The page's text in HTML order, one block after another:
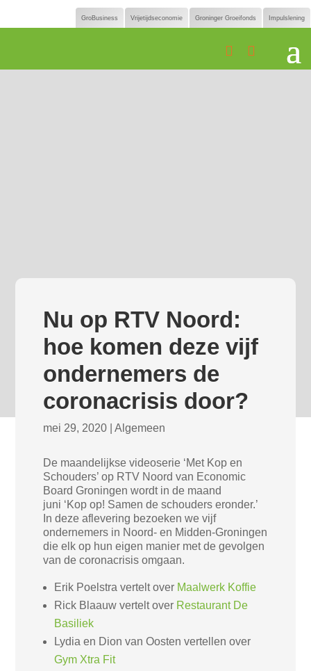
GroBusiness Vrijetijdseconomie Groninger Groeifonds Impulslening
 
Nu op RTV Noord:
hoe komen deze vijf
ondernemers de
coronacrisis door?
mei 29, 2020 |Algemeen
De maandelijkse videoserie ‘Met Kop en
Schouders’ op RTV Noord van Economic
Board Groningen wordt in de maand
juni ‘Kop op! Samen de schouders eronder.’
In deze aflevering bezoeken we vijf
ondernemers in Noord- en Midden-Groningen
die elk op hun eigen manier met de gevolgen
van de coronacrisis omgaan.
Erik Poelstra vertelt over Maalwerk Koffie
Rick Blaauw vertelt over Restaurant De
Basiliek
Lydia en Dion van Oosten vertellen over
Gym Xtra Fit